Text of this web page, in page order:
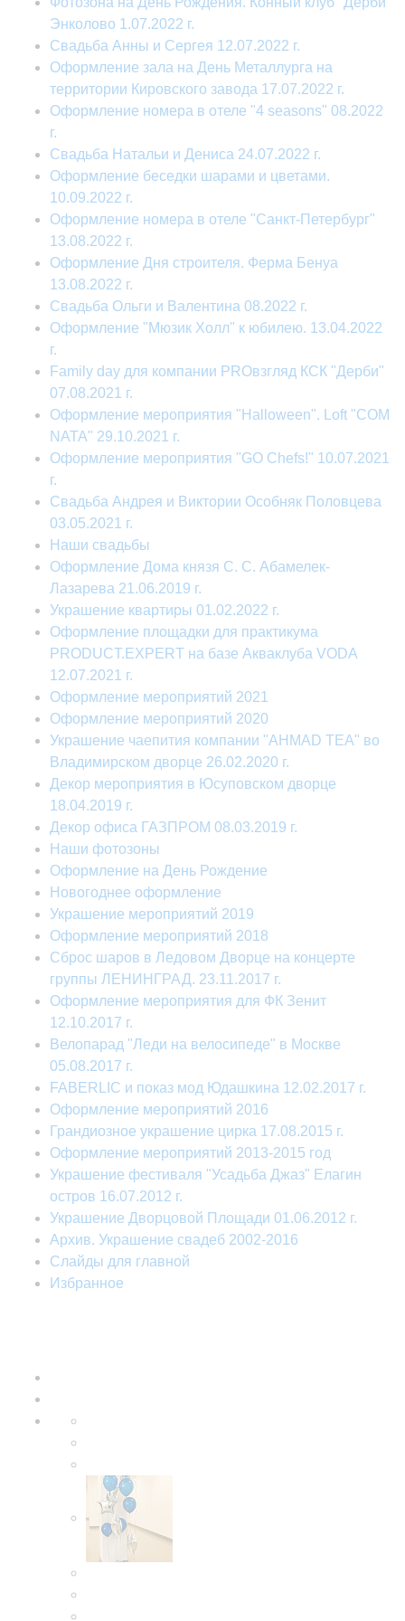
Энколово 1.07.2022 г.
Свадьба Анны и Сергея 12.07.2022 г.
Оформление зала на День Металлурга на
территории Кировского завода 17.07.2022 г.
Оформление номера в отеле "4 seasons" 08.2022
г.
Свадьба Натальи и Дениса 24.07.2022 г.
Оформление беседки шарами и цветами.
10.09.2022 г.
Оформление номера в отеле "Санкт-Петербург"
13.08.2022 г.
Оформление Дня строителя. Ферма Бенуа
13.08.2022 г.
Свадьба Ольги и Валентина 08.2022 г.
Оформление "Мюзик Холл" к юбилею. 13.04.2022
г.
Family day для компании PROвзгляд КСК "Дерби"
07.08.2021 г.
Оформление мероприятия "Halloween". Loft "COM
NATA" 29.10.2021 г.
Оформление мероприятия "GO Chefs!" 10.07.2021
г.
Свадьба Андрея и Виктории Особняк Половцева
03.05.2021 г.
Наши свадьбы
Оформление Дома князя С. С. Абамелек-
Лазарева 21.06.2019 г.
Украшение квартиры 01.02.2022 г.
Оформление площадки для практикума
PRODUCT.EXPERT на базе Акваклуба VODA
12.07.2021 г.
Оформление мероприятий 2021
Оформление мероприятий 2020
Украшение чаепития компании "AHMAD TEA" во
Владимирском дворце 26.02.2020 г.
Декор мероприятия в Юсуповском дворце
18.04.2019 г.
Декор офиса ГАЗПРОМ 08.03.2019 г.
Наши фотозоны
Оформление на День Рождение
Новогоднее оформление
Украшение мероприятий 2019
Оформление мероприятий 2018
Сброс шаров в Ледовом Дворце на концерте
группы ЛЕНИНГРАД. 23.11.2017 г.
Оформление мероприятия для ФК Зенит
12.10.2017 г.
Велопарад "Леди на велосипеде" в Москве
05.08.2017​​ г.
FABERLIC и показ мод Юдашкина 12.02.2017 г.
Оформление мероприятий 2016
Грандиозное украшение цирка 17.08.2015 г.
Оформление мероприятий 2013-2015 год
Украшение фестиваля "Усадьба Джаз" Елагин
остров 16.07.2012 г.
Украшение Дворцовой Площади 01.06.2012 г.
Архив. Украшение свадеб 2002-2016
Слайды для главной
Избранное